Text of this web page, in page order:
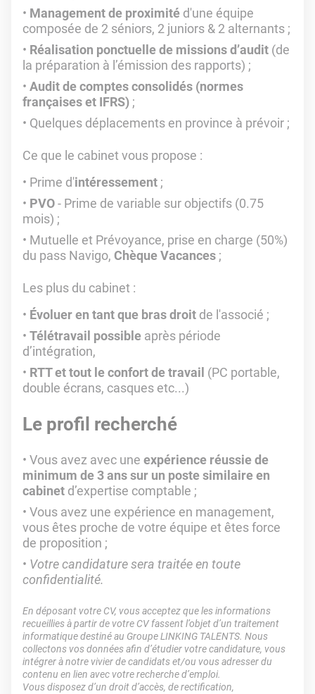
Management de proximité d'une équipe
composée de 2 séniors, 2 juniors & 2 alternants ;
Réalisation ponctuelle de missions d’audit (de
la préparation à l’émission des rapports) ;
Audit de comptes consolidés (normes
françaises et IFRS) ;
Quelques déplacements en province à prévoir ;
Ce que le cabinet vous propose :
Prime d'intéressement ;
PVO- Prime de variable sur objectifs (0.75
mois) ;
Mutuelle et Prévoyance, prise en charge (50%)
du pass Navigo, Chèque Vacances ;
Les plus du cabinet :
Évoluer en tant que bras droit de l'associé ;
Télétravail possible après période
d’intégration,
RTT et tout le confort de travail (PC portable,
double écrans, casques etc...)
Le profil recherché
Vous avez avec une expérience réussie de
minimum de 3 ans sur un poste similaire en
cabinet d’expertise comptable ;
Vous avez une expérience en management,
vous êtes proche de votre équipe et êtes force
de proposition ;
Votre candidature sera traitée en toute
confidentialité.
En déposant votre CV, vous acceptez que les informations
recueillies à partir de votre CV fassent l’objet d’un traitement
informatique destiné au Groupe LINKING TALENTS. Nous
collectons vos données afin d’étudier votre candidature, vous
intégrer à notre vivier de candidats et/ou vous adresser du
contenu en lien avec votre recherche d’emploi.
Vous disposez d’un droit d’accès, de rectification,